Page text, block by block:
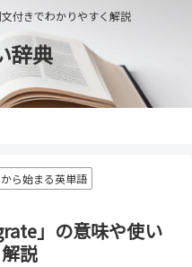
付きでわかりやすく解説
辞典
ら始まる英単語
」の意味や使い
説